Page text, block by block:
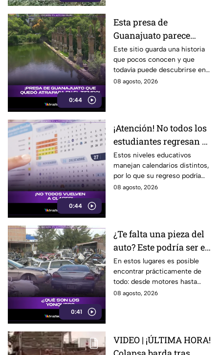
0:44
Esta presa de
Guanajuato parece
haberse quedado
atrapada en el tiempo;
¿cuál es?
Este sitio guarda una historia
que pocos conocen y que
todavía puede descubrirse en
Guanajuato.
08 agosto, 2026
0:44
¡Atención! No todos los
estudiantes regresan a
clases; este es el
calendario escolar
2026-2027; ¿afectará a
Guanajuato?
Estos niveles educativos
manejan calendarios distintos,
por lo que su regreso podría
ser antes o después.
08 agosto, 2026
0:41
¿Te falta una pieza del
auto? Este podría ser el
lugar ideal para los
automovilistas
En estos lugares es posible
encontrar prácticamente de
todo: desde motores hasta
transmisores.
08 agosto, 2026
VIDEO | ¡ÚLTIMA HORA!